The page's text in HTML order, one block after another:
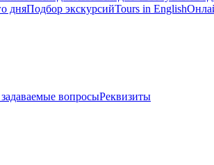
дняПодбор экскурсийTours in English
вопросыРеквизиты